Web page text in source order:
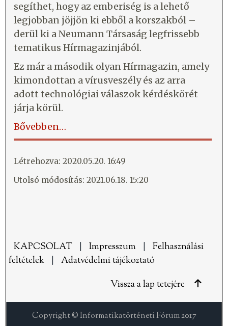
segíthet, hogy az emberiség is a lehető
legjobban jöjjön ki ebből a korszakból –
derül ki a Neumann Társaság legfrissebb
tematikus Hírmagazinjából.
Ez már a második olyan Hírmagazin, amely
kimondottan a vírusveszély és az arra
adott technológiai válaszok kérdéskörét
járja körül.
Bővebben…
Létrehozva: 2020.05.20. 16:49
Utolsó módosítás: 2021.06.18. 15:20
KAPCSOLAT Impresszum
Felhasználási
feltételek
Adatvédelmi tájékoztató
Vissza a lap tetejére
Copyright © Informatikatörténeti Fórum 2017